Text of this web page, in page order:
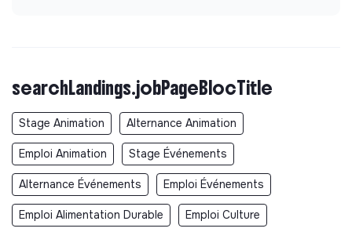
searchLandings.jobPageBlocTitle
Stage Animation Alternance Animation
Emploi Animation Stage Événements
Alternance Événements Emploi Événements
Emploi Alimentation Durable Emploi Culture